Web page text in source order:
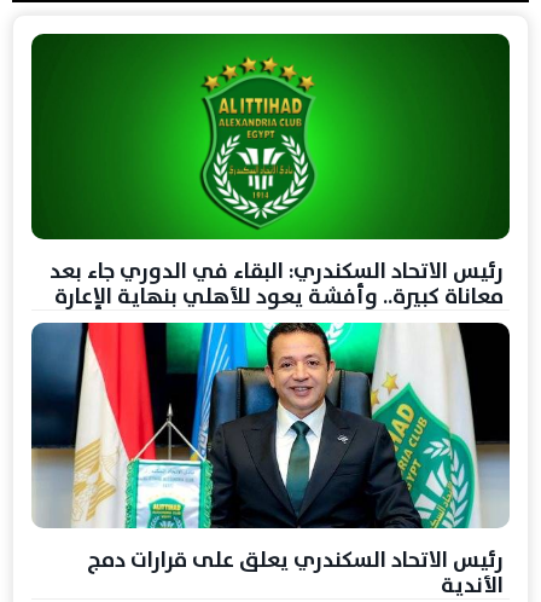
رئيس الاتحاد السكندري: البقاء في الدوري جاء بعد
معاناة كبيرة.. وأفشة يعود للأهلي بنهاية الإعارة
رئيس الاتحاد السكندري يعلق على قرارات دمج
الأندية